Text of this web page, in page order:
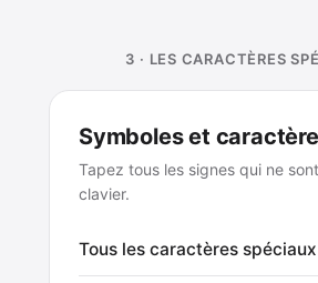
3 · LES CARACTÈRES
Symboles et
Tapez tous les signes qui ne
clavier.
Tous les caractères